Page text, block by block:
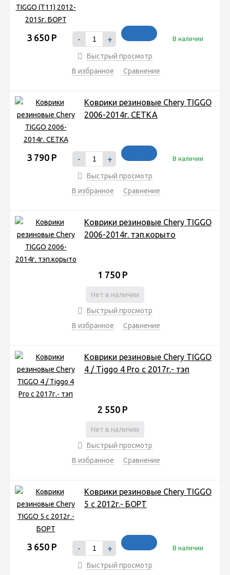
3 650 Р - + В наличии
Быстрый просмотр
В избранное
Сравнение
Коврики резиновые Chery TIGGO
2006-2014г. СЕТКА
3 790 Р - + В наличии
Быстрый просмотр
В избранное
Сравнение
Коврики резиновые Chery TIGGO
2006-2014г. тэп.корыто
1 750 Р
Нет в наличии
Быстрый просмотр
В избранное
Сравнение
Коврики резиновые Chery TIGGO
4 / Tiggo 4 Pro c 2017г.- тэп
2 550 Р
Нет в наличии
Быстрый просмотр
В избранное
Сравнение
Коврики резиновые Chery TIGGO
5 c 2012г.- БОРТ
3 650 Р - + В наличии
Быстрый просмотр